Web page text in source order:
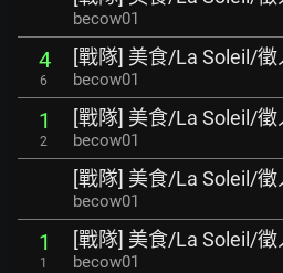
becow01
4
6
[戰隊] 美食/La Soleil/徵
becow01
1
2
[戰隊] 美食/La Soleil/徵
becow01
[戰隊] 美食/La Soleil/徵
becow01
1
1
[戰隊] 美食/La Soleil/徵
becow01